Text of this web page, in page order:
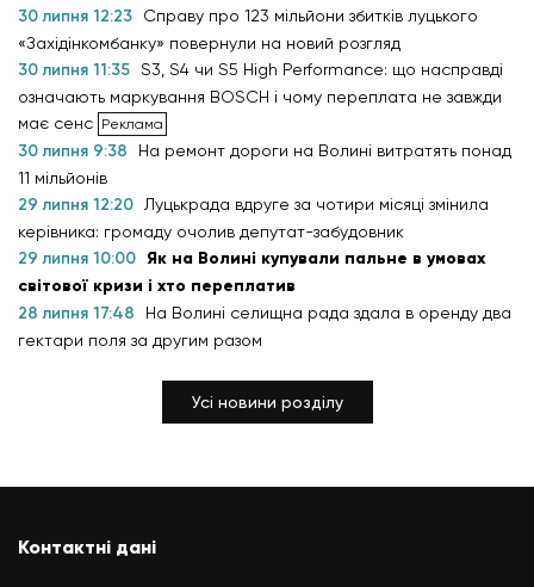
30 липня 12:23
Справу про 123 мільйони збитків луцького
«Західінкомбанку» повернули на новий розгляд
30 липня 11:35 S3, S4 чи S5 High Performance: що насправді
означають маркування BOSCH і чому переплата не завжди
має сенс
30 липня 9:38
На ремонт дороги на Волині витратять понад
11 мільйонів
29 липня 12:20
Луцькрада вдруге за чотири місяці змінила
керівника: громаду очолив депутат-забудовник
29 липня 10:00 Як на Волині купували пальне в умовах
світової кризи і хто переплатив
28 липня 17:48
На Волині селищна рада здала в оренду два
гектари поля за другим разом
Усі новини розділу
Контактні дані